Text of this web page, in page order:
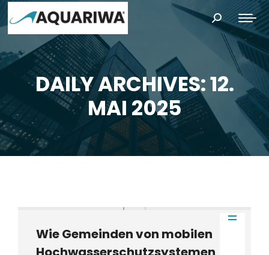
Search:
DAILY ARCHIVES: 12.
MAI 2025
You are here:
Wie Gemeinden von mobilen